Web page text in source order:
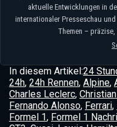
aktuelle Entwicklungen in
internationaler Presseschau
Themen –
In diesem Artikel:24
24h, 24h Rennen, Alpine,
Charles Leclerc,
Fernando Alonso, Ferrari,
Formel 1, Formel 1